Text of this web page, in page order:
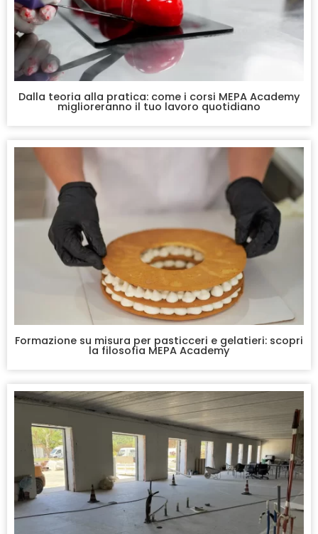
Dalla teoria alla pratica: come i corsi MEPA Academy
miglioreranno il tuo lavoro quotidiano
Formazione su misura per pasticceri e gelatieri: scopri
la filosofia MEPA Academy